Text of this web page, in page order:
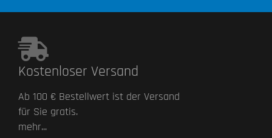
Kostenloser Versand
Ab 100 € Bestellwert ist der Versand
für Sie gratis.
mehr...